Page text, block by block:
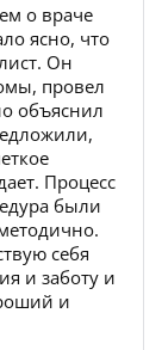
о враче
ясно, что
Он
провел
объяснил
Процесс
были
себя
и заботу и
и